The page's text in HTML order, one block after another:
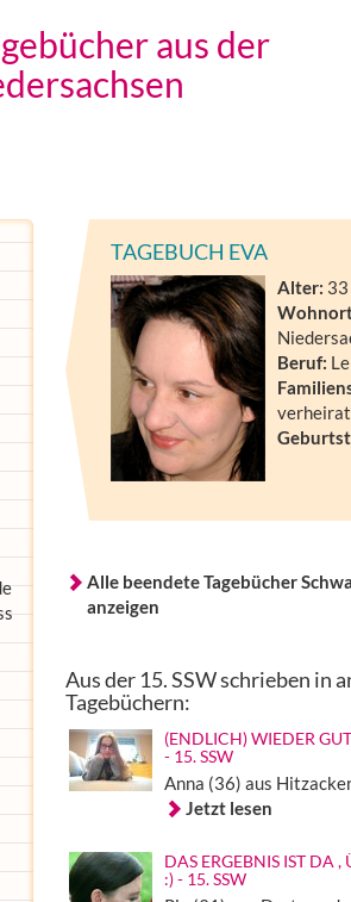
aus der
TAGEBUCH EVA
Alter: 33
Beruf:
Alle beendete Tagebücher
anzeigen
Aus der 15. SSW schrieben in
Tagebüchern:
(ENDLICH) WIEDER
- 15. SSW
Anna (36) aus
Jetzt lesen
DAS ERGEBNIS IST DA ,
:) - 15. SSW